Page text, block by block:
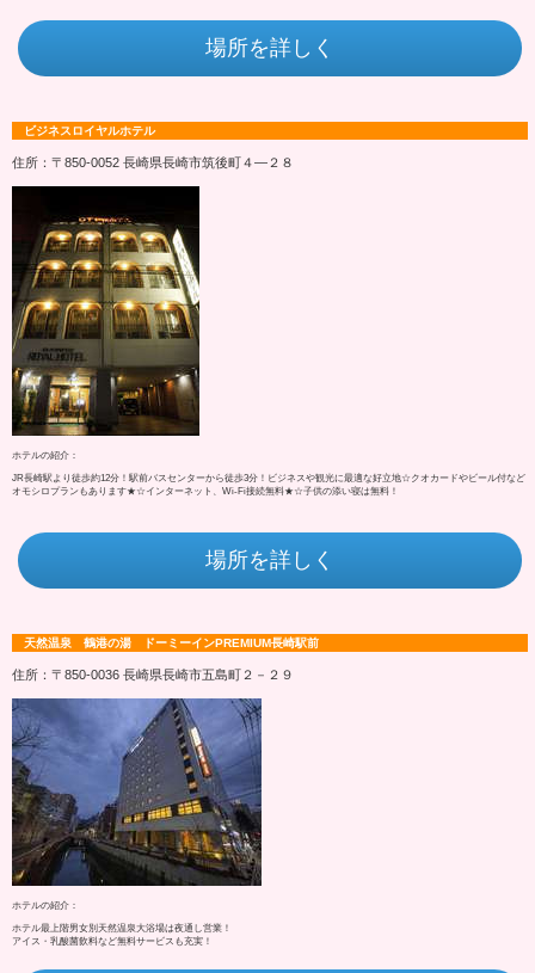
場所を詳しく
ビジネスロイヤルホテル
住所：〒850-0052 長崎県長崎市筑後町４―２８
ホテルの紹介：
JR長崎駅より徒歩約12分！駅前バスセンターから徒歩3分！ビジネスや観光に最適な好立地☆クオカードやビール付など
オモシロプランもあります★☆インターネット、Wi-Fi接続無料★☆子供の添い寝は無料！
場所を詳しく
天然温泉 鶴港の湯 ドーミーインPREMIUM長崎駅前
住所：〒850-0036 長崎県長崎市五島町２－２９
ホテルの紹介：
ホテル最上階男女別天然温泉大浴場は夜通し営業！
アイス・乳酸菌飲料など無料サービスも充実！